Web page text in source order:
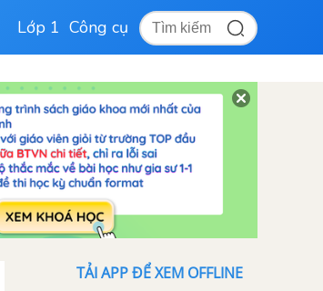
Lớp 1 Công cụ
TẢI APP ĐỂ XEM OFFLINE